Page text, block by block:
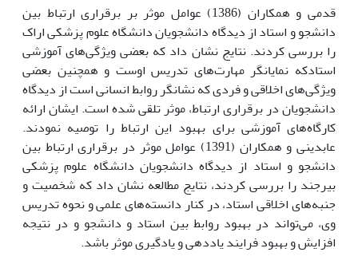
قدمی و همکاران (1386) عوامل موثر بر برقراری ارتباط بین
دانشجو و استاد از دیدگاه دانشجویان دانشگاه علوم پزشکی اراک
را بررسی کردند. نتایج نشان داد که بعضی ویژگی‌های آموزشی
استادکه نمایانگر مهارت‌های تدریس اوست و همچنین بعضی
ویژگی‌‌های اخلاقی و فردی که نشانگر روابط انسانی است از دیدگاه
دانشجویان در برقراری ارتباط، موثر تلقی شده است. ایشان ارائه
کارگاه‌های آموزشی برای بهبود این ارتباط را توصیه نمودند.
عابدینی و همکاران (1391) عوامل موثر در برقراری ارتباط بین
دانشجو و استاد از دیدگاه دانشجویان دانشگاه علوم پزشکی
بیرجند را بررسی کردند، نتایج مطالعه نشان داد که شخصیت و
جنبه‌های اخلاقی استاد، در کنار دانسته‌های علمی و نحوه تدریس
وی، می‌تواند در بهبود روابط بین استاد و دانشجو و در نتیجه
افزایش و بهبود فرایند یاددهی و یادگیری موثر باشد.